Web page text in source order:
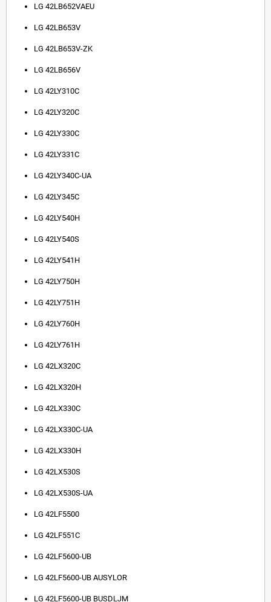
LG 42LB652VAEU
LG 42LB653V
LG 42LB653V-ZK
LG 42LB656V
LG 42LY310C
LG 42LY320C
LG 42LY330C
LG 42LY331C
LG 42LY340C-UA
LG 42LY345C
LG 42LY540H
LG 42LY540S
LG 42LY541H
LG 42LY750H
LG 42LY751H
LG 42LY760H
LG 42LY761H
LG 42LX320C
LG 42LX320H
LG 42LX330C
LG 42LX330C-UA
LG 42LX330H
LG 42LX530S
LG 42LX530S-UA
LG 42LF5500
LG 42LF551C
LG 42LF5600-UB
LG 42LF5600-UB AUSYLOR
LG 42LF5600-UB BUSDLJM